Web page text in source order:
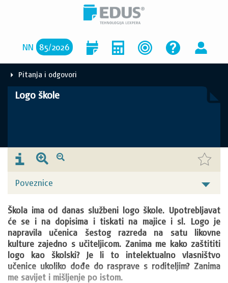
NN 85/2026
Pitanja i odgovori
Logo škole
Poveznice
Škola ima od danas službeni logo škole. Upotrebljavat
će se i na dopisima i tiskati na majice i sl. Logo je
napravila učenica šestog razreda na satu likovne
kulture zajedno s učiteljicom. Zanima me kako zaštititi
logo kao školski? Je li to intelektualno vlasništvo
učenice ukoliko dođe do rasprave s roditeljim? Zanima
me savijet i mišljenje po istom.